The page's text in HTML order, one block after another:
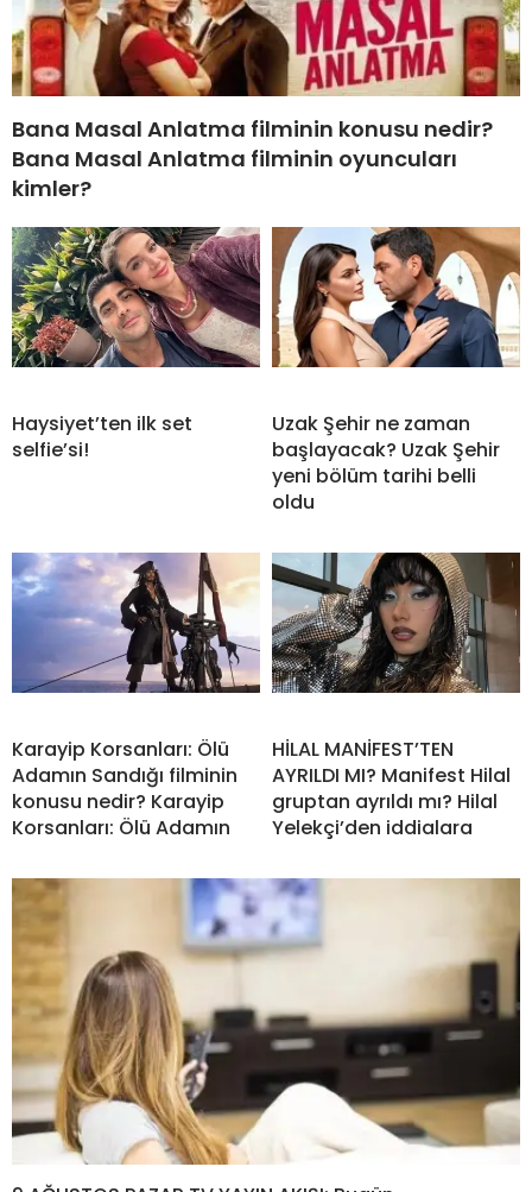
Bana Masal Anlatma filminin konusu nedir?
Bana Masal Anlatma filminin oyuncuları
kimler?
Haysiyet’ten ilk set
selfie’si!
Uzak Şehir ne zaman
başlayacak? Uzak Şehir
yeni bölüm tarihi belli
oldu
Karayip Korsanları: Ölü
Adamın Sandığı filminin
konusu nedir? Karayip
Korsanları: Ölü Adamın
HİLAL MANİFEST’TEN
AYRILDI MI? Manifest Hilal
gruptan ayrıldı mı? Hilal
Yelekçi’den iddialara